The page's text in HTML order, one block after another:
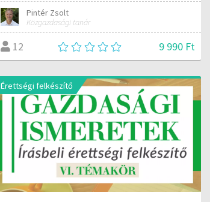
Pintér Zsolt
Közgazdasági tanár
12 9 990 Ft
Érettségi felkészítő